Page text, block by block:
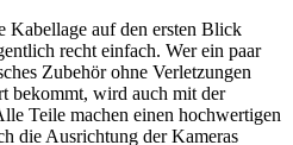
Kabellage auf den ersten Blick
recht einfach. Wer ein paar
Zubehör ohne Verletzungen
bekommt, wird auch mit der
Teile machen einen hochwertigen
die Ausrichtung der Kameras